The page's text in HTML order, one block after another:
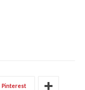
Pinterest